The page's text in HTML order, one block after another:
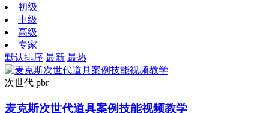
初级
中级
高级
专家
默认排序 最新 最热
次世代 pbr
麦克斯次世代道具案例技能视频教学